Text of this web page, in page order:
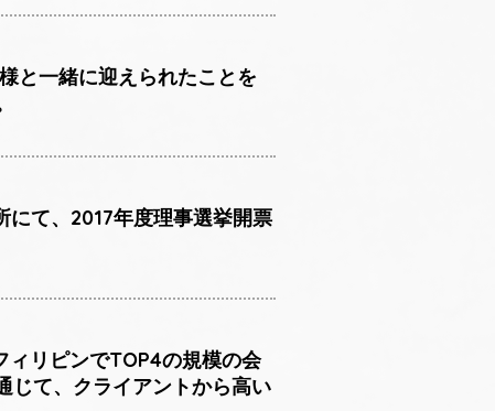
と一緒に迎えられたことを
にて、2017年度理事選挙開票
リピンでTOP4の規模の会
じて、クライアントから高い